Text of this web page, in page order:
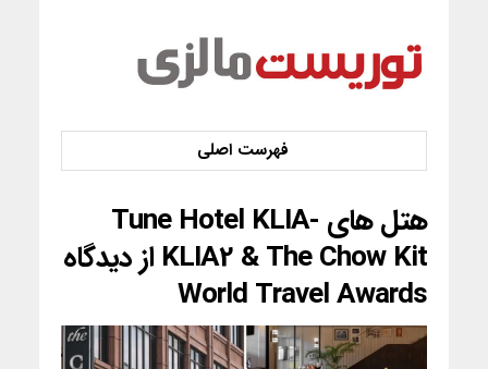
هتل های Tune Hotel KLIA-
KLIA2 & The Chow Kit از دیدگاه
World Travel Awards